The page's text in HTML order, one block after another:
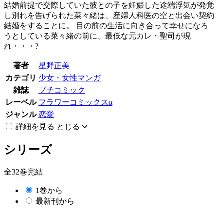
結婚前提で交際していた彼との子を妊娠した途端浮気が発覚
し別れを告げられた菜々緒は、産婦人科医の空と出会い契約
結婚をすることに。 目の前の生活に向き合って幸せになろ
うとしている菜々緒の前に、最低な元カレ・聖司が現
れ・・・?
著者
星野正美
カテゴリ 少女・女性マンガ
雑誌
プチコミック
レーベル フラワーコミックスα
ジャンル 恋愛
詳細を見る とじる
シリーズ
全32巻完結
1巻から
最新刊から